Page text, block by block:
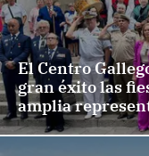
El Centro
gran éxito las
amplia